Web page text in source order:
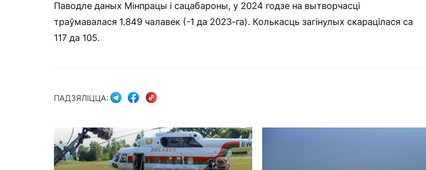
Паводле даных Мінпрацы і сацабароны, у 2024 годзе на вытворчасці
траўмавалася 1.849 чалавек (-1 да 2023-га). Колькасць загінулых скарацілася са
117 да 105.
ПАДЗЯЛІЦЦА: